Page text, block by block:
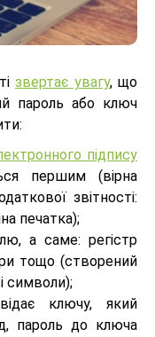
звертає увагу, що
пароль або ключ
підпису
першим (вірна
звітності:
печатка);
а саме: регістр
тощо (створений
символи);
ключу, який
пароль до ключа